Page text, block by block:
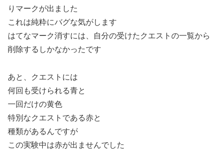
りマークが出ました
これは純粋にバグな気がします
はてなマーク消すには、自分の受けたクエストの一覧から
削除するしかなかったです
あと、クエストには
何回も受けられる青と
一回だけの黄色
特別なクエストである赤と
種類があるんですが
この実験中は赤が出ませんでした